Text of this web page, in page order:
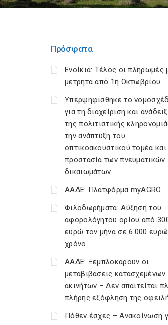
Πρόσφατα
Ενοίκια: Τέλος οι πληρωμές
μετρητά από 1η Οκτωβρίου
Υπερψηφίσθηκε το
για τη διαχείριση και
της πολιτιστικής
την ανάπτυξη του
οπτικοακουστικού τομέα και
προστασία των πνευματικών
δικαιωμάτων
ΑΑΔΕ: Πλατφόρμα myAGRO
Φιλοδωρήματα: Αύξηση του
αφορολόγητου ορίου από
ευρώ τον μήνα σε 6.000
χρόνο
ΑΑΔΕ: Ξεμπλοκάρουν οι
μεταβιβάσεις κατασχεμένων
ακινήτων – Δεν απαιτείται
πλήρης εξόφληση της
Πόθεν έσχες – Ανακοίνωση